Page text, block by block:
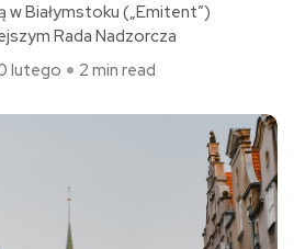
w Białymstoku („Emitent”)
Rada Nadzorcza
lutego 2 min read